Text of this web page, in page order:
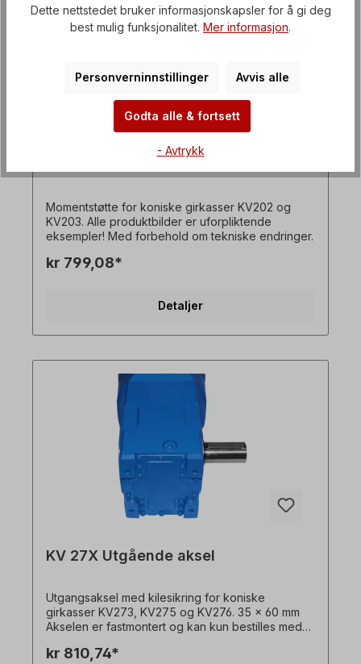
Momentstøtte for koniske girkasser KV202 og
KV203. Alle produktbilder er uforpliktende
eksempler! Med forbehold om tekniske endringer.
kr 799,08*
Detaljer
KV 27X Utgående aksel
Utgangsaksel med kilesikring for koniske
girkasser KV273, KV275 og KV276. 35 x 60 mm
Akselen er fastmontert og kan kun bestilles med
(basert på monteringsposisjon M1). Alle
kr 810,74*
Dette nettstedet bruker informasjonskapsler for å gi deg
best mulig funksjonalitet. Mer informasjon.
Personverninnstillinger Avvis alle
Godta alle & fortsett
- Avtrykk